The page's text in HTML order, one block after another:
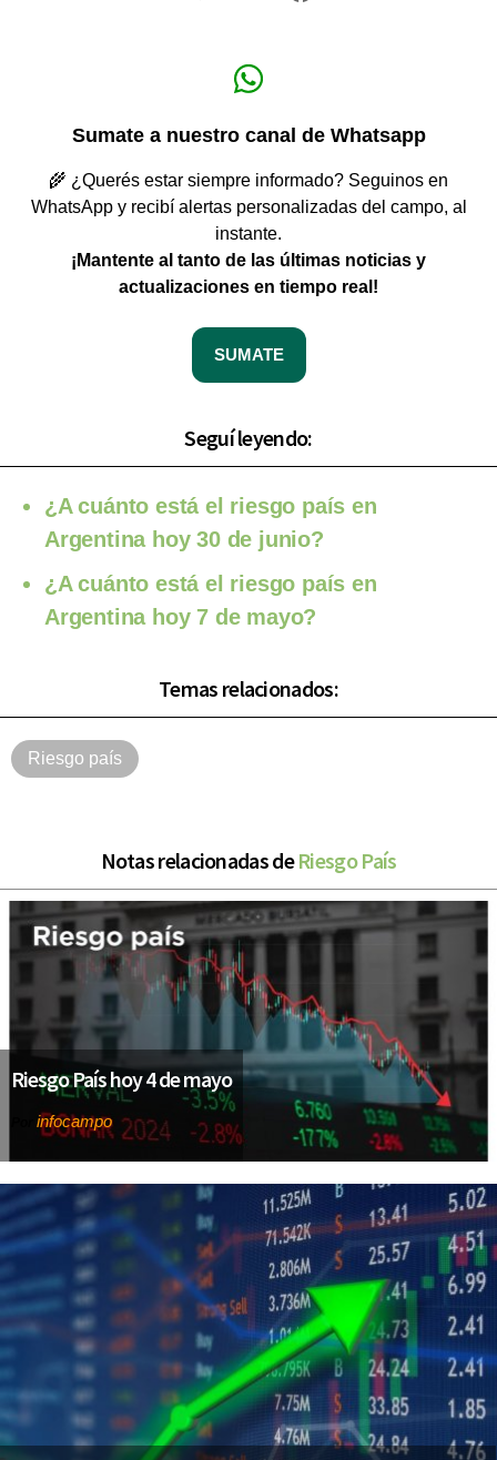
Sumate a nuestro canal de Whatsapp
🌾 ¿Querés estar siempre informado? Seguinos en
WhatsApp y recibí alertas personalizadas del campo, al
instante.
¡Mantente al tanto de las últimas noticias y
actualizaciones en tiempo real!
SUMATE
Seguí leyendo:
¿A cuánto está el riesgo país en
Argentina hoy 30 de junio?
¿A cuánto está el riesgo país en
Argentina hoy 7 de mayo?
Temas relacionados:
Riesgo país
Notas relacionadas deRiesgo País
Riesgo País hoy 4 de mayo
infocampo